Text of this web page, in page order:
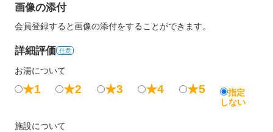
画像の添付
会員登録すると画像の添付をすることができます。
詳細評価 任意
お湯について
★1 ★2 ★3 ★4 ★5
指定
しない
施設について